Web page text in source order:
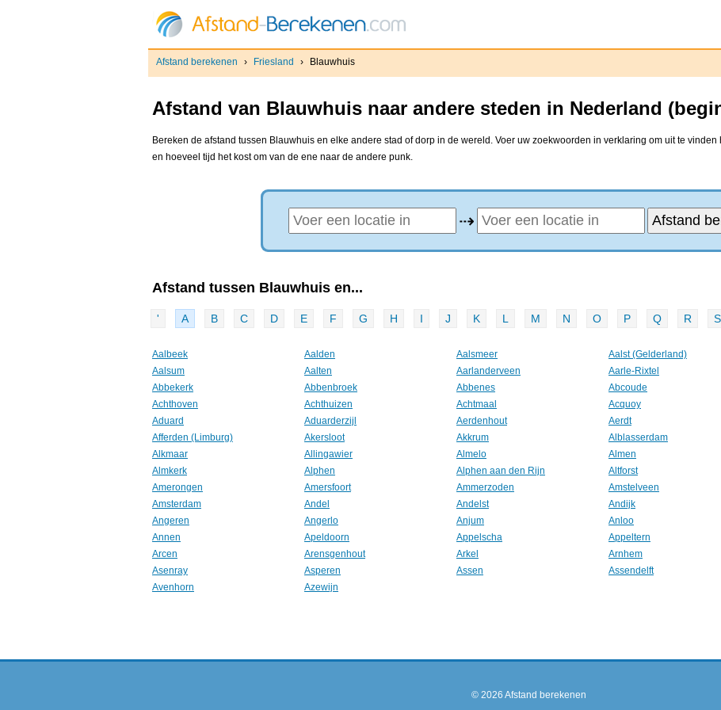
Afstand berekenen › Friesland › Blauwhuis
Afstand van Blauwhuis naar andere steden in Nederland
Bereken de afstand tussen Blauwhuis en elke andere stad of dorp in de wereld. Voer uw zoekwoorden in verklaring om uit te
en hoeveel tijd het kost om van de ene naar de andere punk.
⇢
Afstand tussen Blauwhuis en...
' A B C D E F G H I J K L M N O P Q R S
Aalbeek Aalden Aalsmeer Aalst (Gelderland)
Aalsum
Aalten Aarlanderveen Aarle-Rixtel
Abbekerk
Abbenbroek Abbenes Abcoude
Achthoven
Achthuizen Achtmaal Acquoy
Aduard
Aduarderzijl Aerdenhout Aerdt
Afferden (Limburg)
Akersloot Akkrum Alblasserdam
Alkmaar
Allingawier Almelo Almen
Almkerk
Alphen Alphen aan den Rijn Altforst
Amerongen
Amersfoort Ammerzoden Amstelveen
Amsterdam
Andel Andelst Andijk
Angeren
Angerlo Anjum Anloo
Annen
Apeldoorn Appelscha Appeltern
Arcen
Arensgenhout Arkel Arnhem
Asenray
Asperen Assen Assendelft
Avenhorn
Azewijn
© 2026 Afstand berekenen